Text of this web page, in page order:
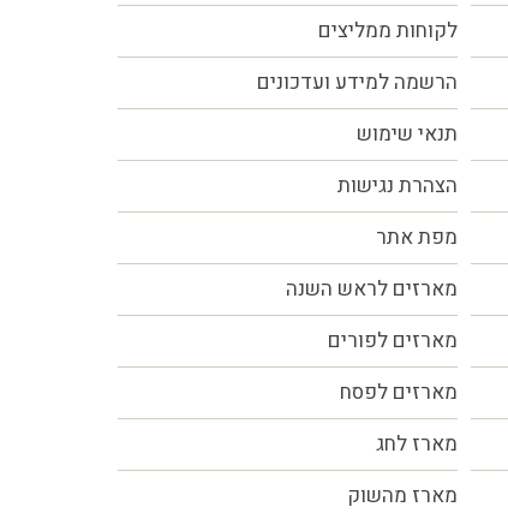
לקוחות ממליצים
הרשמה למידע ועדכונים
תנאי שימוש
הצהרת נגישות
מפת אתר
מארזים לראש השנה
מארזים לפורים
מארזים לפסח
מארז לחג
מארז מהשוק